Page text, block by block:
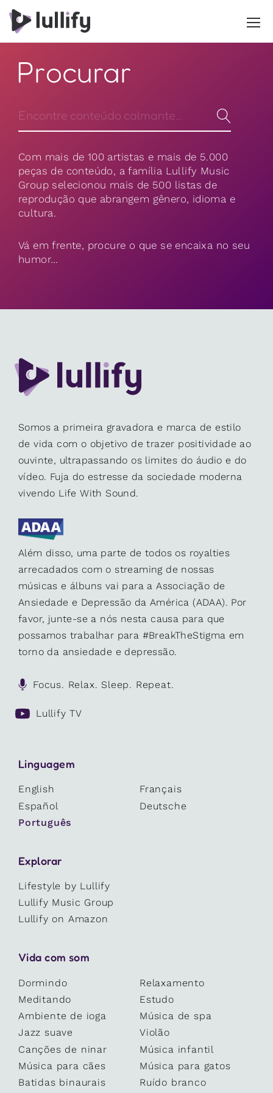
Procurar
Com mais de 100 artistas e mais de 5.000
peças de conteúdo, a família Lullify Music
Group selecionou mais de 500 listas de
reprodução que abrangem gênero, idioma e
cultura.
Vá em frente, procure o que se encaixa no seu
humor…
Somos a primeira gravadora e marca de estilo
de vida com o objetivo de trazer positividade ao
ouvinte, ultrapassando os limites do áudio e do
vídeo. Fuja do estresse da sociedade moderna
vivendo Life With Sound.
Além disso, uma parte de todos os royalties
arrecadados com o streaming de nossas
músicas e álbuns vai para a Associação de
Ansiedade e Depressão da América (ADAA). Por
favor, junte-se a nós nesta causa para que
possamos trabalhar para #BreakTheStigma em
torno da ansiedade e depressão.
Focus. Relax. Sleep. Repeat.
Lullify TV
Linguagem
English
Français
Español
Deutsche
Português
Explorar
Lifestyle by Lullify
Lullify Music Group
Lullify on Amazon
Vida com som
Dormindo
Relaxamento
Meditando
Estudo
Ambiente de ioga
Música de spa
Jazz suave
Violão
Canções de ninar
Música infantil
Música para cães
Música para gatos
Batidas binaurais
Ruído branco